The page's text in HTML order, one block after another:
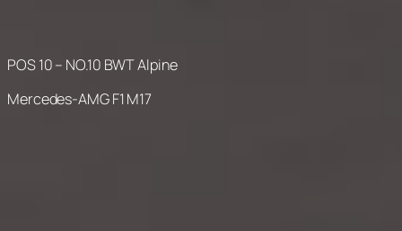
POS 10 – NO.10 BWT Alpine
Mercedes-AMG F1 M17